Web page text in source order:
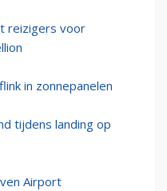
reizigers voor
in zonnepanelen
tijdens landing op
Airport